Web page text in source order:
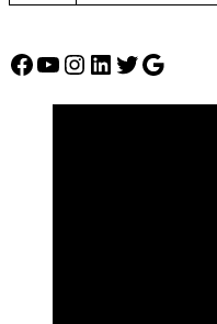
Facebook
YouTube
Instagram
LinkedIn
Twitter
Google